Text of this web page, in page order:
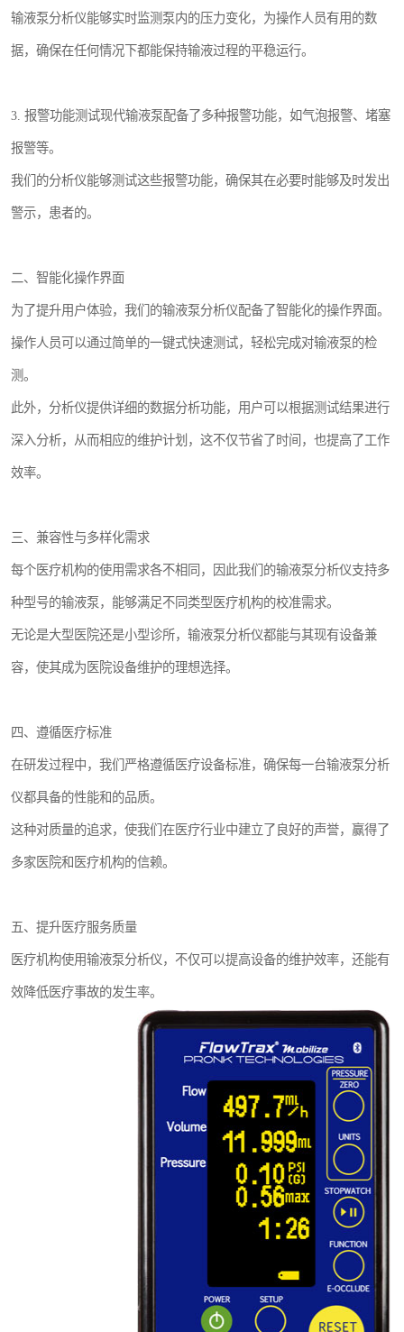
输液泵分析仪能够实时监测泵内的压力变化，为操作人员有用的数
据，确保在任何情况下都能保持输液过程的平稳运行。
3. 报警功能测试现代输液泵配备了多种报警功能，如气泡报警、堵塞
报警等。
我们的分析仪能够测试这些报警功能，确保其在必要时能够及时发出
警示，患者的。
二、智能化操作界面
为了提升用户体验，我们的输液泵分析仪配备了智能化的操作界面。
操作人员可以通过简单的一键式快速测试，轻松完成对输液泵的检
测。
此外，分析仪提供详细的数据分析功能，用户可以根据测试结果进行
深入分析，从而相应的维护计划，这不仅节省了时间，也提高了工作
效率。
三、兼容性与多样化需求
每个医疗机构的使用需求各不相同，因此我们的输液泵分析仪支持多
种型号的输液泵，能够满足不同类型医疗机构的校准需求。
无论是大型医院还是小型诊所，输液泵分析仪都能与其现有设备兼
容，使其成为医院设备维护的理想选择。
四、遵循医疗标准
在研发过程中，我们严格遵循医疗设备标准，确保每一台输液泵分析
仪都具备的性能和的品质。
这种对质量的追求，使我们在医疗行业中建立了良好的声誉，赢得了
多家医院和医疗机构的信赖。
五、提升医疗服务质量
医疗机构使用输液泵分析仪，不仅可以提高设备的维护效率，还能有
效降低医疗事故的发生率。